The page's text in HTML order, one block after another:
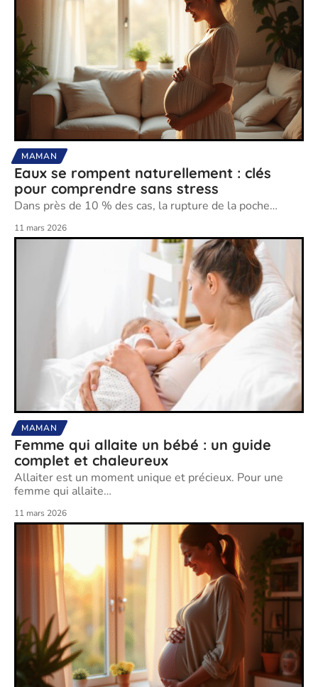
MAMAN
Eaux se rompent naturellement : clés
pour comprendre sans stress
Dans près de 10 % des cas, la rupture de la poche…
11 mars 2026
MAMAN
Femme qui allaite un bébé : un guide
complet et chaleureux
Allaiter est un moment unique et précieux. Pour une
femme qui allaite…
11 mars 2026